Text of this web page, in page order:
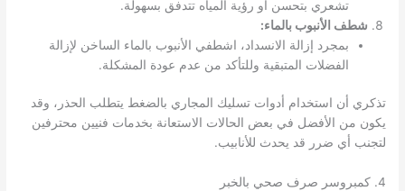
تشعري بتحسن أو رؤية المياه تتدفق بسهولة.
شطف الأنبوب بالماء:
بمجرد إزالة الانسداد، اشطفي الأنبوب بالماء الساخن لإزالة
الفضلات المتبقية وللتأكد من عدم عودة المشكلة.
تذكري أن استخدام أدوات تسليك المجاري بالضغط يتطلب الحذر، وقد
يكون من الأفضل في بعض الحالات الاستعانة بخدمات فنيين محترفين
لتجنب أي ضرر قد يحدث للأنابيب.
4. كمبروسر صرف صحي بالخبر